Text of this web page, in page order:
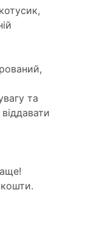
та